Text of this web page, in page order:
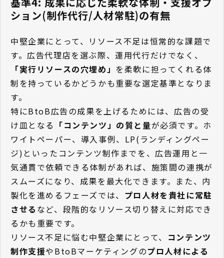
ション(制作代行/人材常駐)の有無
中堅企業にとって、リソース不足は恒常的な課題で
す。広告代理店を選ぶ際、運用代行だけでなく、
「実行リソースの穴埋め」 を柔軟に担ってくれる体
制を持っているかどうかも重要な選定基準となりま
す。
特にBtoB広告の成果を上げるためには、広告の受
け皿となる 「コンテンツ」の質と量が必須です。ホ
ワイトペーパー、導入事例、LP(ランディングペー
ジ)といったコンテンツ制作までを、広告運用と一
気通貫で依頼できる体制があれば、施策間の連携が
スムーズになり、成果を最大化できます。また、内
製化を進めるフェーズでは、 プロ人材を貴社に常駐
させる など、段階的なリソース切り替えに対応でき
るかも重要です。
リソース不足に悩む中堅企業にとって、 コンテンツ
制作支援やBtoBマーケティングのプロ人材による